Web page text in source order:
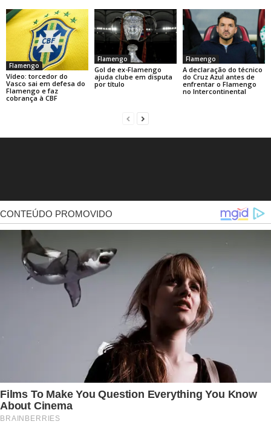
Flamengo
Vídeo: torcedor do
Vasco sai em defesa do
Flamengo e faz
cobrança à CBF
Flamengo
Gol de ex-Flamengo
ajuda clube em disputa
por título
Flamengo
A declaração do técnico
do Cruz Azul antes de
enfrentar o Flamengo
no Intercontinental